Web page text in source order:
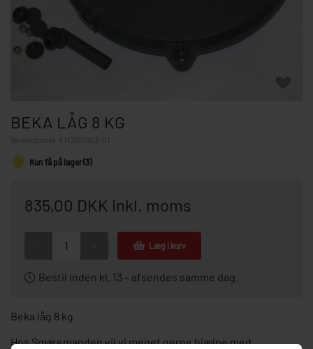
BEKA LÅG 8 KG
FMZ00503-01
Kun få på lager (3)
835,00 DKK inkl. moms
Læg i kurv
Bestil inden kl. 13 – afsendes samme dag.
Beka låg 8 kg
Hos Smøremanden vil vi meget gerne hjælpe med